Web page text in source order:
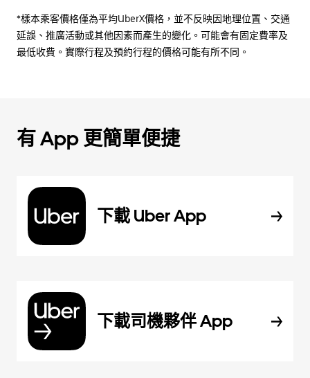
*樣本乘客價格僅為平均UberX價格，並不反映因地理位置、交通
延誤、推廣活動或其他因素而產生的變化。可能會有固定費率及
最低收費。實際行程及預約行程的價格可能有所不同。
有 App 更簡單便捷
下載 Uber App
下載司機夥伴 App